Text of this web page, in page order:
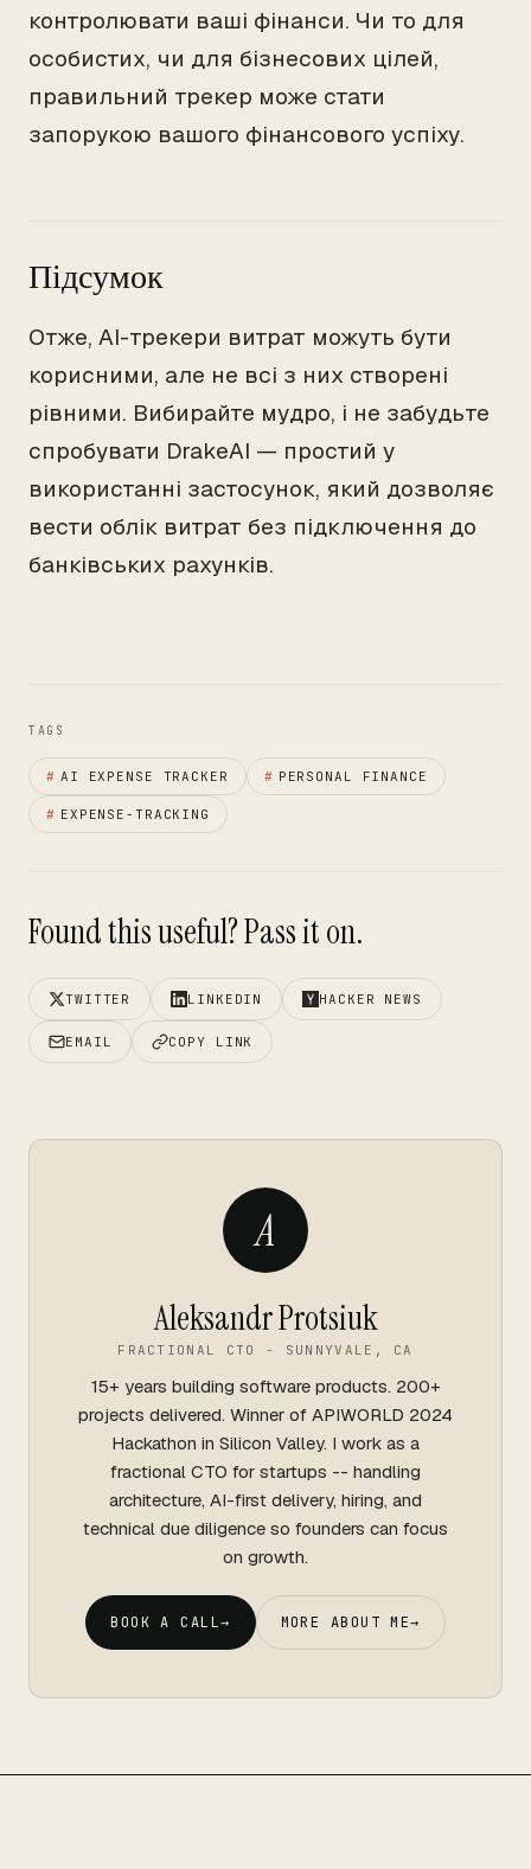
контролювати ваші фінанси. Чи то для
особистих, чи для бізнесових цілей,
правильний трекер може стати
запорукою вашого фінансового успіху.
Підсумок
Отже, AI-трекери витрат можуть бути
корисними, але не всі з них створені
рівними. Вибирайте мудро, і не забудьте
спробувати DrakeAI — простий у
використанні застосунок, який дозволяє
вести облік витрат без підключення до
банківських рахунків.
TAGS
# AI EXPENSE TRACKER # PERSONAL FINANCE
# EXPENSE-TRACKING
Found this useful? Pass it on.
TWITTER LINKEDIN HACKER NEWS
EMAIL COPY LINK
A
Aleksandr Protsiuk
FRACTIONAL CTO - SUNNYVALE, CA
15+ years building software products. 200+
projects delivered. Winner of APIWORLD 2024
Hackathon in Silicon Valley. I work as a
fractional CTO for startups -- handling
architecture, AI-first delivery, hiring, and
technical due diligence so founders can focus
on growth.
BOOK A CALL→ MORE ABOUT ME→